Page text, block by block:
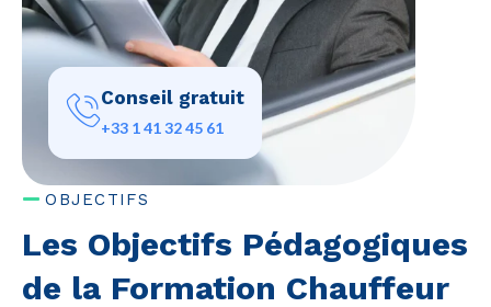
Conseil gratuit
+33 1 41 32 45 61
OBJECTIFS
Les Objectifs Pédagogiques
de la Formation Chauffeur